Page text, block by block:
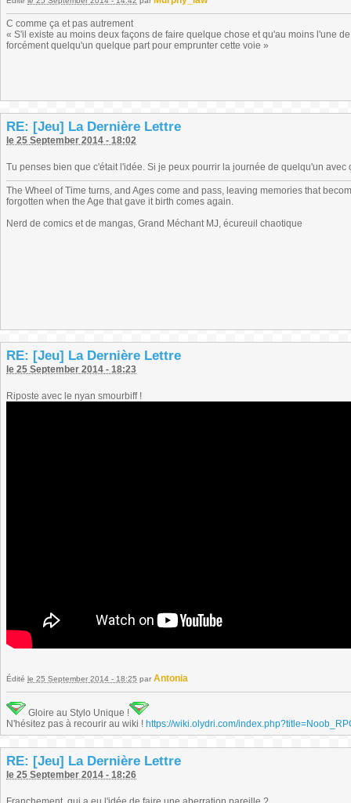
C comme ça et pas autrement
« S'il existe au moins deux façons de faire quelque chose et qu'au moins l'une
forcément quelqu'un quelque part pour emprunter cette voie »
RE: [Jeu] La Dernière Lettre
le 25 September 2014 - 18:02
Tu penses bien que c'était l'idée. Si je peux pourrir la journée de quelqu'un avec
The Wheel of Time turns, and Ages come and pass, leaving memories that
forgotten when the Age that gave it birth comes again.
Nerd de comics et de mangas, Grand Méchant MJ, écureuil chaotique
RE: [Jeu] La Dernière Lettre
le 25 September 2014 - 18:23
Riposte avec le nyan smourbiff !
Édité le 25 September 2014 - 18:25 par Antonia
Gloire au Stylo Unique !
N'hésitez pas à recourir au wiki ! https://wiki.olydri.com/
RE: [Jeu] La Dernière Lettre
le 25 September 2014 - 18:26